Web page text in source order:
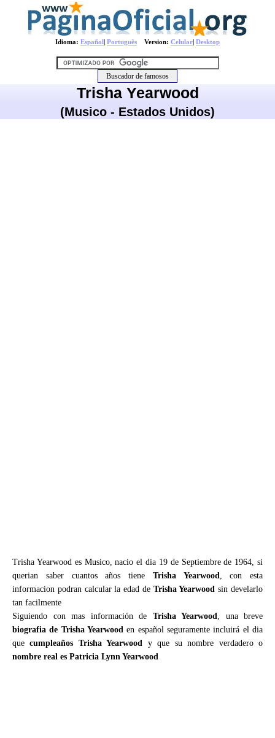
Idioma: Español| Português Version: Celular| Desktop
Trisha Yearwood
(Musico - Estados Unidos)
Trisha Yearwood es Musico, nacio el dia 19 de Septiembre de 1964, si
querian saber cuantos años tiene Trisha Yearwood, con esta
informacion podran calcular la edad de Trisha Yearwood sin develarlo
tan facilmente
Siguiendo con mas información de Trisha Yearwood, una breve
biografia de Trisha Yearwood en español seguramente incluirá el dia
quecumpleaños Trisha Yearwood y que su nombre verdadero o
nombre real es Patricia Lynn Yearwood